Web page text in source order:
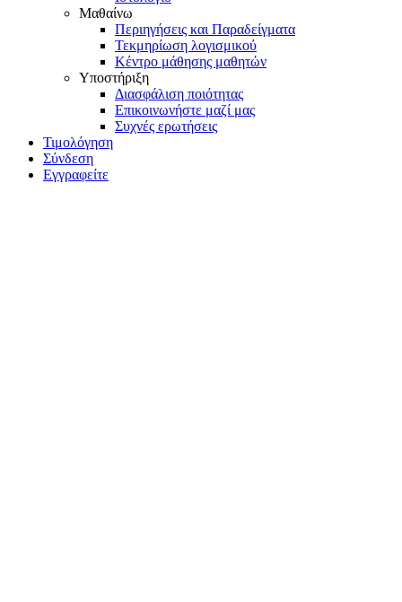
Μαθαίνω
Περιηγήσεις και Παραδείγματα
Τεκμηρίωση λογισμικού
Κέντρο μάθησης μαθητών
Υποστήριξη
Διασφάλιση ποιότητας
Επικοινωνήστε μαζί μας
Συχνές ερωτήσεις
Τιμολόγηση
Σύνδεση
Εγγραφείτε